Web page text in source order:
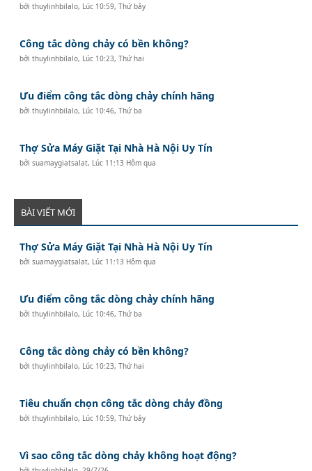
bởithuylinhbilalo, Lúc 10:59, Thứ bảy
Công tắc dòng chảy có bền không?
bởithuylinhbilalo, Lúc 10:23, Thứ hai
Ưu điểm công tắc dòng chảy chính hãng
bởithuylinhbilalo, Lúc 10:46, Thứ ba
Thợ Sửa Máy Giặt Tại Nhà Hà Nội Uy Tín
bởisuamaygiatsalat, Lúc 11:13 Hôm qua
BÀI VIẾT MỚI
Thợ Sửa Máy Giặt Tại Nhà Hà Nội Uy Tín
bởisuamaygiatsalat, Lúc 11:13 Hôm qua
Ưu điểm công tắc dòng chảy chính hãng
bởithuylinhbilalo, Lúc 10:46, Thứ ba
Công tắc dòng chảy có bền không?
bởithuylinhbilalo, Lúc 10:23, Thứ hai
Tiêu chuẩn chọn công tắc dòng chảy đồng
bởithuylinhbilalo, Lúc 10:59, Thứ bảy
Vì sao công tắc dòng chảy không hoạt động?